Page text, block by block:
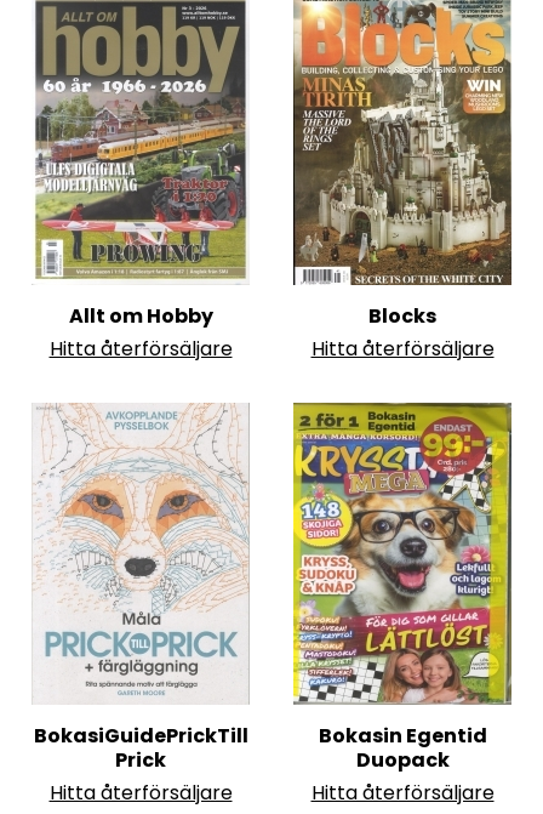
Allt om Hobby
Hitta återförsäljare
Blocks
Hitta återförsäljare
BokasiGuidePrickTill
Prick
Hitta återförsäljare
Bokasin Egentid
Duopack
Hitta återförsäljare